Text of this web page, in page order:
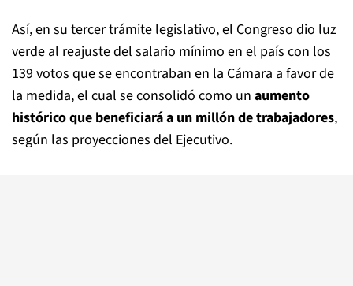
Así, en su tercer trámite legislativo, el Congreso dio luz
verde al reajuste del salario mínimo en el país con los
139 votos que se encontraban en la Cámara a favor de
la medida, el cual se consolidó como un aumento
histórico que beneficiará a un millón de trabajadores,
según las proyecciones del Ejecutivo.